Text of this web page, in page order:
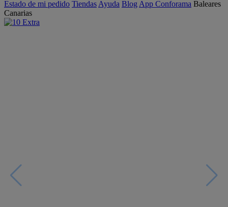
Estado de mi pedido Tiendas Ayuda Blog App Conforama Baleares
Canarias